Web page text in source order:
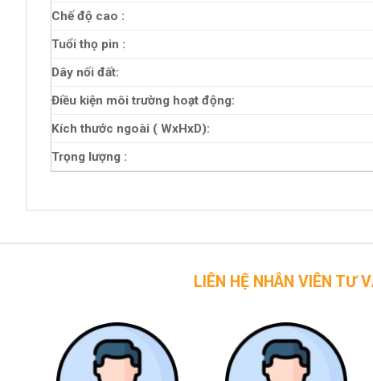
Chế độ cao :
Tuổi thọ pin :
Dây nối đất:
Điều kiện môi trường hoạt động:
Kích thước ngoài ( WxHxD):
Trọng lượng :
LIÊN HỆ NHÂN VIÊN TƯ VẤN CỦA